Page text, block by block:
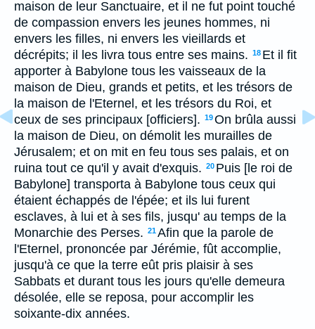
maison de leur Sanctuaire, et il ne fut point touché
de compassion envers les jeunes hommes, ni
envers les filles, ni envers les vieillards et
décrépits; il les livra tous entre ses mains. 18 Et il fit
apporter à Babylone tous les vaisseaux de la
maison de Dieu, grands et petits, et les trésors de
la maison de l'Eternel, et les trésors du Roi, et
ceux de ses principaux [officiers]. 19On brûla aussi
la maison de Dieu, on démolit les murailles de
Jérusalem; et on mit en feu tous ses palais, et on
ruina tout ce qu'il y avait d'exquis. 20 Puis [le roi de
Babylone] transporta à Babylone tous ceux qui
étaient échappés de l'épée; et ils lui furent
esclaves, à lui et à ses fils, jusqu' au temps de la
Monarchie des Perses. 21Afin que la parole de
l'Eternel, prononcée par Jérémie, fût accomplie,
jusqu'à ce que la terre eût pris plaisir à ses
Sabbats et durant tous les jours qu'elle demeura
désolée, elle se reposa, pour accomplir les
soixante-dix années.